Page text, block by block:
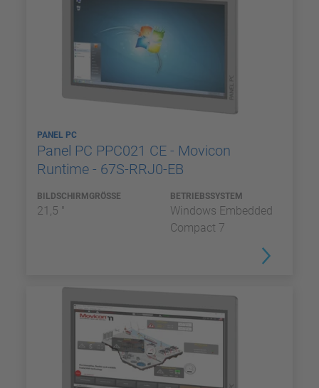
PANEL PC
Panel PC PPC021 CE - Movicon
Runtime - 67S-RRJ0-EB
BILDSCHIRMGRÖSSE
21,5 "
BETRIEBSSYSTEM
Windows Embedded
Compact 7